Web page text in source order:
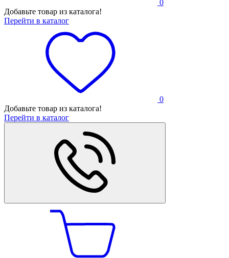
0
Добавьте товар из каталога!
Перейти в каталог
0
Добавьте товар из каталога!
Перейти в каталог